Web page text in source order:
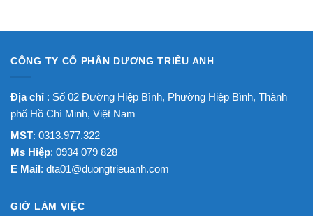
CÔNG TY CỔ PHẦN DƯƠNG TRIỀU ANH
Địa chỉ : Số 02 Đường Hiệp Bình, Phường Hiệp Bình, Thành
phố Hồ Chí Minh, Việt Nam
MST: 0313.977.322
Ms Hiệp: 0934 079 828
E Mail: dta01@duongtrieuanh.com
GIỜ LÀM VIỆC